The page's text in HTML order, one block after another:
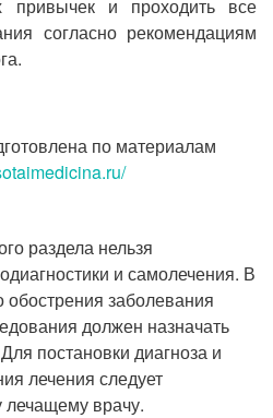
привычек и проходить все
согласно рекомендациям
по материалам
раздела нельзя
и самолечения. В
обострения заболевания
должен назначать
постановки диагноза и
лечения следует
врачу.